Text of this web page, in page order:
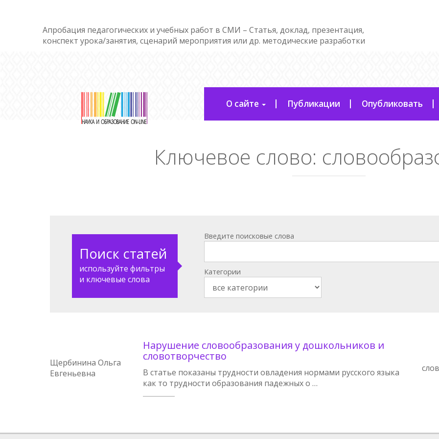
Апробация педагогических и учебных работ в СМИ – Статья, доклад, презентация,
конспект урока/занятия, сценарий мероприятия или др. методические разработки
О сайте Публикации Опубликовать
Ключевое слово:
Поиск статей
используйте фильтры
и ключевые слова
Введите поисковые слова
Категории
Щербинина Ольга
Евгеньевна
Нарушение словообразования у дошкольников и
словотворчество
В статье показаны трудности овладения нормами русского языка
как то трудности образования падежных о …